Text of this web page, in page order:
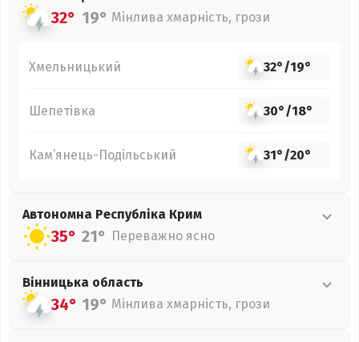
32° 19° Мінлива хмарність, грози
Хмельницький 32°/19°
Шепетівка 30°/18°
Кам’янець-Подільський 31°/20°
Автономна Республіка Крим
35° 21° Переважно ясно
Вінницька область
34° 19° Мінлива хмарність, грози